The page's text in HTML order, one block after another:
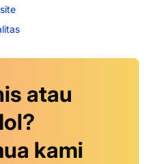
atau
kami